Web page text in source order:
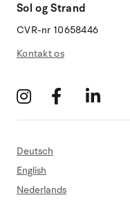
Sol og Strand
CVR-nr 10658446
Kontakt os
Deutsch
English
Nederlands